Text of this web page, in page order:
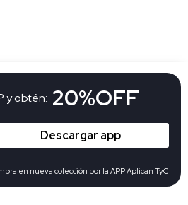
y obtén: 20%OFF
Descargar app
en nueva colección por la APP Aplican TyC